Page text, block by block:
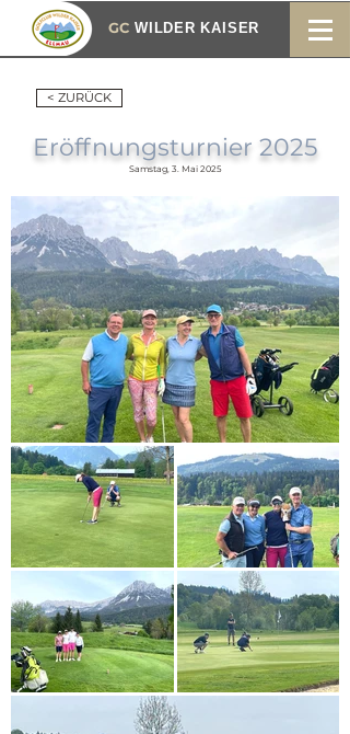
WILDER KAISER
GC
< ZURÜCK
Eröffnungsturnier 2025
Samstag, 3. Mai 2025